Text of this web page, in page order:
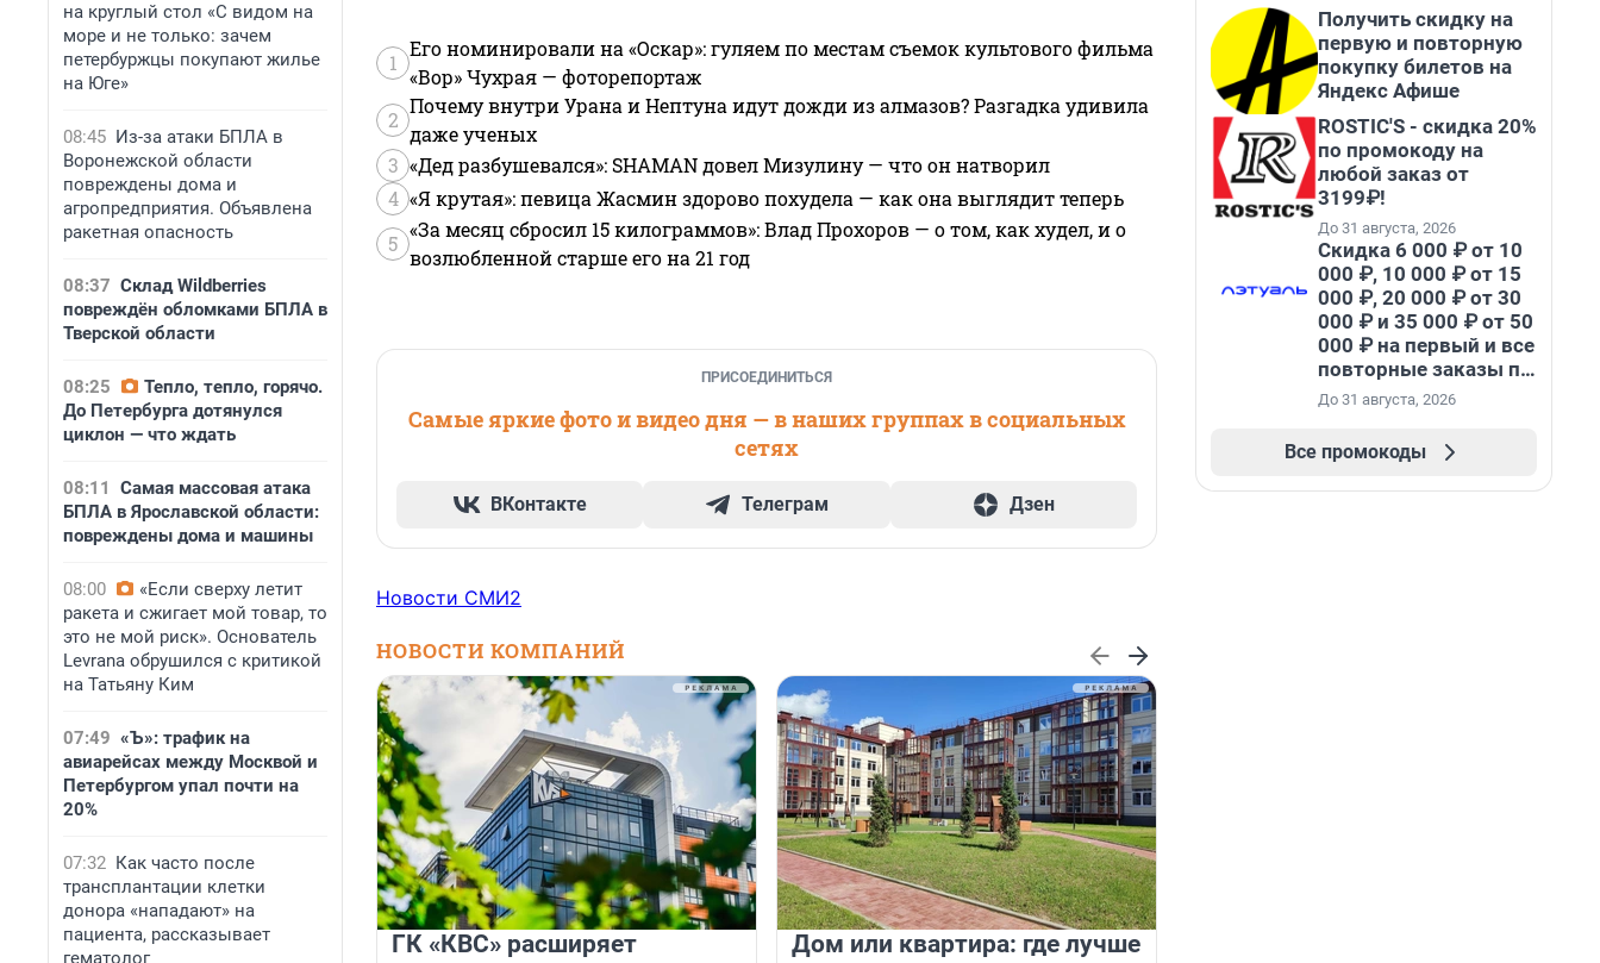
на круглый стол «С видом на
море и не только: зачем
петербуржцы покупают жилье
на Юге»
08:45 Из-за атаки БПЛА в
Воронежской области
повреждены дома и
агропредприятия. Объявлена
ракетная опасность
08:37 Склад Wildberries
повреждён обломками БПЛА в
Тверской области
08:25
Тепло, тепло, горячо.
До Петербурга дотянулся
циклон — что ждать
08:11
Самая массовая атака
БПЛА в Ярославской области:
повреждены дома и машины
08:00
«Если сверху летит
ракета и сжигает мой товар, то
это не мой риск». Основатель
Levrana обрушился с критикой
на Татьяну Ким
07:49 «Ъ»: трафик на
авиарейсах между Москвой и
Петербургом упал почти на
20%
07:32 Как часто после
трансплантации клетки
донора «нападают» на
пациента, рассказывает
гематолог
1
Его номинировали на «Оскар»: гуляем по местам съемок культового фильма
«Вор» Чухрая — фоторепортаж
2
Почему внутри Урана и Нептуна идут дожди из алмазов? Разгадка удивила
даже ученых
3 «Дед разбушевался»: SHAMAN довел Мизулину — что он натворил
4 «Я крутая»: певица Жасмин здорово похудела — как она выглядит теперь
5
«За месяц сбросил 15 килограммов»: Влад Прохоров — о том, как худел, и о
возлюбленной старше его на 21 год
ПРИСОЕДИНИТЬСЯ
Самые яркие фото и видео дня — в наших группах в социальных
сетях
ВКонтакте Телеграм Дзен
Новости СМИ2
НОВОСТИ КОМПАНИЙ
ГК «КВС» расширяет
Дом или квартира: где лучше
Получить скидку на
первую и повторную
покупку билетов на
Яндекс Афише
ROSTIC'S - скидка 20%
по промокоду на
любой заказ от
3199₽!
До 31 августа, 2026
Скидка 6 000 ₽ от 10
000 ₽, 10 000 ₽ от 15
000 ₽, 20 000 ₽ от 30
000 ₽ и 35 000 ₽ от 50
000 ₽ на первый и все
повторные заказы по
промокоду НАБЕРИ
До 31 августа, 2026
Все промокоды